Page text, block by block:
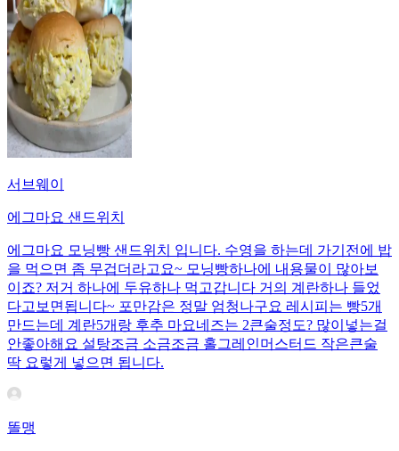
서브웨이
에그마요 샌드위치
에그마요 모닝빵 샌드위치 입니다. 수영을 하는데 가기전에 밥
을 먹으면 좀 무겁더라고요~ 모닝빵하나에 내용물이 많아보
이죠? 저거 하나에 두유하나 먹고갑니다 거의 계란하나 들었
다고보면됩니다~ 포만감은 정말 엄청나구요 레시피는 빵5개
만드는데 계란5개랑 후추 마요네즈는 2큰술정도? 많이넣는걸
안좋아해요 설탕조금 소금조금 홀그레인머스터드 작은큰술
딱 요렇게 넣으면 됩니다.
똘맹